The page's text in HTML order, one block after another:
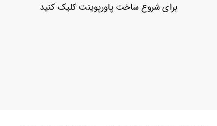
بازیابی
برای شروع ساخت پاورپوینت کلیک کنید